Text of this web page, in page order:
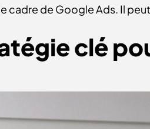
cadre de Google Ads. Il
clé